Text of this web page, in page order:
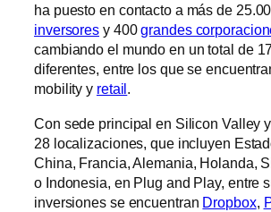
ha puesto en contacto a más de
inversores y 400grandes
cambiando el mundo en un total de
diferentes, entre los que se
mobility y retail .
Con sede principal en Silicon Valley
28 localizaciones, que incluyen
China, Francia, Alemania, Holanda,
o Indonesia, en Plug and Play, entre
inversiones se encuentran Dropbox,